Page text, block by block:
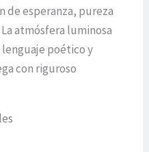
de esperanza, pureza
atmósfera luminosa
lenguaje poético y
con riguroso